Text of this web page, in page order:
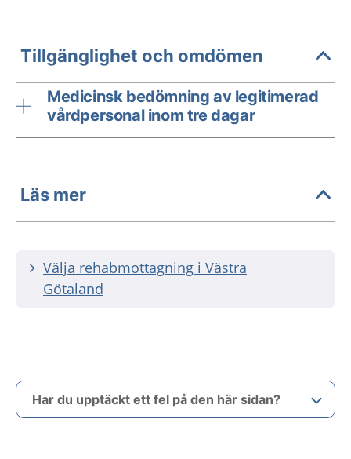
Tillgänglighet och omdömen
Medicinsk bedömning av legitimerad
vårdpersonal inom tre dagar
Läs mer
Välja rehabmottagning i Västra
Götaland
Har du upptäckt ett fel på den här sidan?